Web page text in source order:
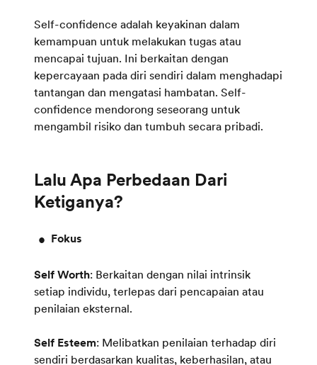
Self-confidence adalah keyakinan dalam
kemampuan untuk melakukan tugas atau
mencapai tujuan. Ini berkaitan dengan
kepercayaan pada diri sendiri dalam menghadapi
tantangan dan mengatasi hambatan. Self-
confidence mendorong seseorang untuk
mengambil risiko dan tumbuh secara pribadi.
Lalu Apa Perbedaan Dari
Fokus
Self Worth: Berkaitan dengan nilai intrinsik
setiap individu, terlepas dari pencapaian atau
penilaian eksternal.
Self Esteem: Melibatkan penilaian terhadap diri
sendiri berdasarkan kualitas, keberhasilan, atau